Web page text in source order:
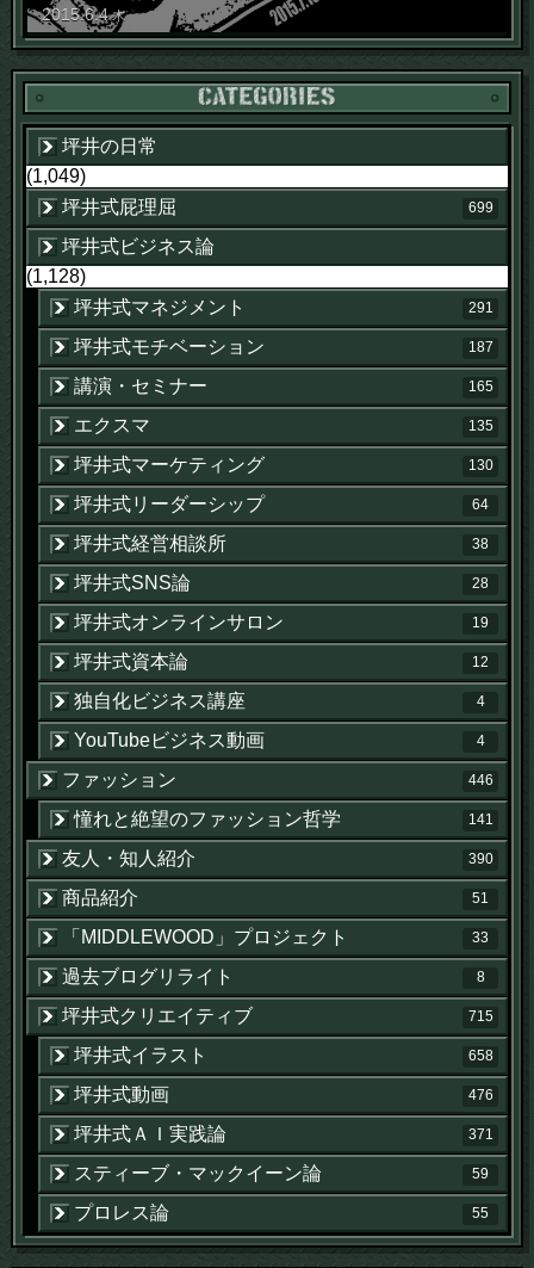
2015.6.4 木
坪井の日常
(1,049)
坪井式屁理屈
699
坪井式ビジネス論
(1,128)
坪井式マネジメント
291
坪井式モチベーション 187
講演・セミナー 165
エクスマ 135
坪井式マーケティング 130
坪井式リーダーシップ 64
坪井式経営相談所 38
坪井式SNS論 28
坪井式オンラインサロン 19
坪井式資本論 12
独自化ビジネス講座 4
YouTubeビジネス動画 4
ファッション 446
憧れと絶望のファッション哲学 141
友人・知人紹介 390
商品紹介 51
「MIDDLEWOOD」プロジェクト 33
過去ブログリライト 8
坪井式クリエイティブ 715
坪井式イラスト 658
坪井式動画 476
坪井式ＡＩ実践論 371
スティーブ・マックイーン論 59
プロレス論 55